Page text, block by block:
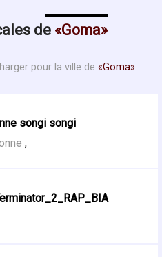
de Goma
pour la ville de Goma .
songi songi
,